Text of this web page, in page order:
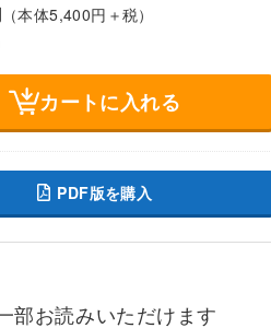
（本体5,400円＋税）
カートに入れる
PDF版を購入
部お読みいただけます